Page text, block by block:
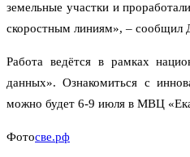
земельные участки и
скоростным линиям», – сообщил
Работа ведётся в рамках
данных». Ознакомиться с
можно будет 6-9 июля в МВЦ
Фотосве.рф